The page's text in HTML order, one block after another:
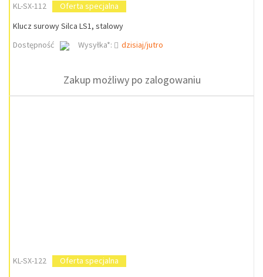
KL-SX-112
Oferta specjalna
Klucz surowy Silca LS1, stalowy
Dostępność
Wysyłka*: dzisiaj/jutro
Zakup możliwy po zalogowaniu
KL-SX-122
Oferta specjalna